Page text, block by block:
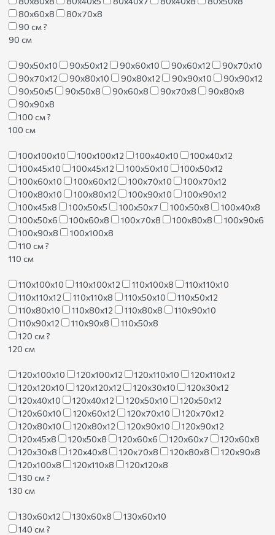
80х60х8
80х70х8
90 см?
90 см
90х50х10 90х50х12 90х60х10 90х60х12
90х70х10
90х70х12
90х80х10 90х80х12 90х90х10
90х90х12
90х50х5
90х50х8 90х60х8 90х70х8
90х80х8
90х90х8
100 см?
100 см
100х100х10 100х100х12 100х40х10
100х40х12
100х45х10
100х45х12 100х50х10
100х50х12
100х60х10
100х60х12 100х70х10
100х70х12
100х80х10
100х80х12 100х90х10
100х90х12
100х45х8
100х50х5 100х50х7 100х50х8
100х40х8
100х50х6
100х60х8 100х70х8 100х80х8
100х90х6
100х90х8
100х100х8
110 см?
110 см
110х100х10 110х100х12 110х100х8
110х110х10
110х110х12
110х110х8 110х50х10
110х50х12
110х80х10
110х80х12 110х80х8
110х90х10
110х90х12
110х90х8
110х50х8
120 см?
120 см
120х100х10 120х100х12 120х110х10
120х110х12
120х120х10
120х120х12 120х30х10
120х30х12
120х40х10
120х40х12 120х50х10
120х50х12
120х60х10
120х60х12 120х70х10
120х70х12
120х80х10
120х80х12 120х90х10
120х90х12
120х45х8
120х50х8 120х60х6 120х60х7
120х60х8
120х30х8
120х40х8 120х70х8 120х80х8
120х90х8
120х100х8
120х110х8
120х120х8
130 см?
130 см
130х60х12 130х60х8
130х60х10
140 см?